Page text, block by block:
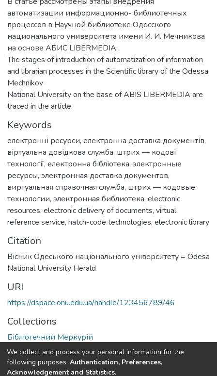
автоматизации информационно- библиотечных
процессов в Научной библиотеке Одесского
национального университета имени И. И. Мечникова
на основе АБИС LIBERMEDIA.
The stages of introduction of automatization of information
and librarian processes in the Scientific library of the Odessa
Mechnikov
National University on the base of ABIS LIBERMEDIA are
traced in the article.
Keywords
електронні ресурси, електронна доставка документів,
віртуальна довідкова служба, штрих — кодові
технології, електронна бібліотека, электронные
ресурсы, электронная доставка документов,
виртуальная справочная служба, штрих — кодовые
технологии, электронная библиотека, electronic
resources, electronic delivery of documents, virtual
reference service, hatch-code technologies, electronic library
Citation
Вісник Одеського національного університету = Odesa
National University Herald
URI
https://dspace.onu.edu.ua/handle/123456789/46
Collections
Бібліотечний Меркурій
Full item page
We collect and process your personal information for the
following purposes: Authentication, Preferences,
Acknowledgement and Statistics.